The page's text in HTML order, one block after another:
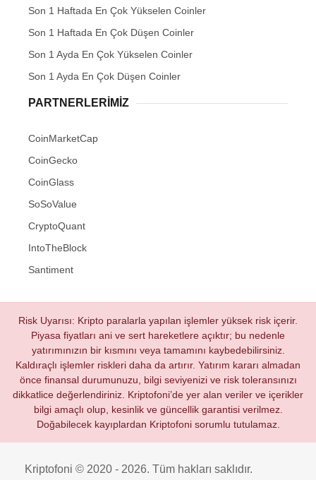
Son 1 Haftada En Çok Yükselen Coinler
Son 1 Haftada En Çok Düşen Coinler
Son 1 Ayda En Çok Yükselen Coinler
Son 1 Ayda En Çok Düşen Coinler
PARTNERLERIMIZ
CoinMarketCap
CoinGecko
CoinGlass
SoSoValue
CryptoQuant
IntoTheBlock
Santiment
Risk Uyarısı: Kripto paralarla yapılan işlemler yüksek risk içerir.
Piyasa fiyatları ani ve sert hareketlere açıktır; bu nedenle
yatırımınızın bir kısmını veya tamamını kaybedebilirsiniz.
Kaldıraçlı işlemler riskleri daha da artırır. Yatırım kararı almadan
önce finansal durumunuzu, bilgi seviyenizi ve risk toleransınızı
dikkatlice değerlendiriniz. Kriptofoni’de yer alan veriler ve içerikler
bilgi amaçlı olup, kesinlik ve güncellik garantisi verilmez.
Doğabilecek kayıplardan Kriptofoni sorumlu tutulamaz.
Kriptofoni © 2020 - 2026. Tüm hakları saklıdır.